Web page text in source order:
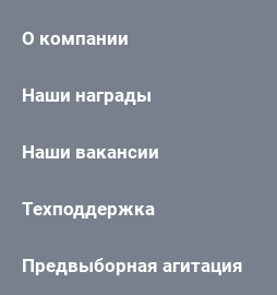
О компании
Наши награды
Наши вакансии
Техподдержка
Предвыборная агитация